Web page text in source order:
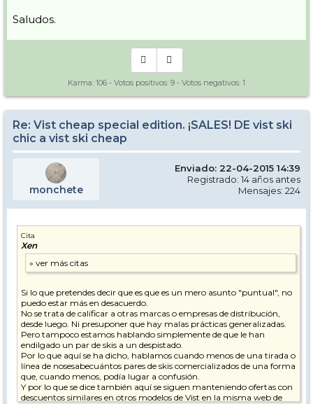
Saludos.
Karma: 106 - Votos positivos: 9 - Votos negativos: 1
Re: Vist cheap special edition. ¡SALES! DE vist ski
chic a vist ski cheap
monchete
Enviado: 22-04-2015 14:39
Registrado: 14 años antes
Mensajes: 224
Cita
Xen
Si lo que pretendes decir que es que es un mero asunto "puntual", no
puedo estar más en desacuerdo.
No se trata de calificar a otras marcas o empresas de distribución,
desde luego. Ni presuponer que hay malas prácticas generalizadas.
Pero tampoco estamos hablando simplemente de que le han
endilgado un par de skis a un despistado.
Por lo que aquí se ha dicho, hablamos cuando menos de una tirada o
línea de nosesabecuántos pares de skis comercializados de una forma
que, cuando menos, podía lugar a confusión.
Y por lo que se dice también aquí se siguen manteniendo ofertas con
descuentos similares en otros modelos de Vist en la misma web de